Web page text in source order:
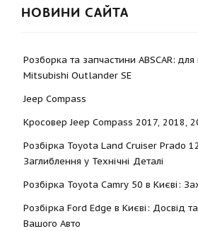
НОВИНИ САЙТА
Розборка та запчастини ABSCAR: для
Mitsubishi Outlander SE
Jeep Compass
Кросовер Jeep Compass 2017, 2018,
Розбірка Toyota Land Cruiser Prado
Заглиблення у Технічні Деталі
Розбірка Toyota Camry 50 в Києві:
Розбірка Ford Edge в Києві: Досвід
Вашого Авто